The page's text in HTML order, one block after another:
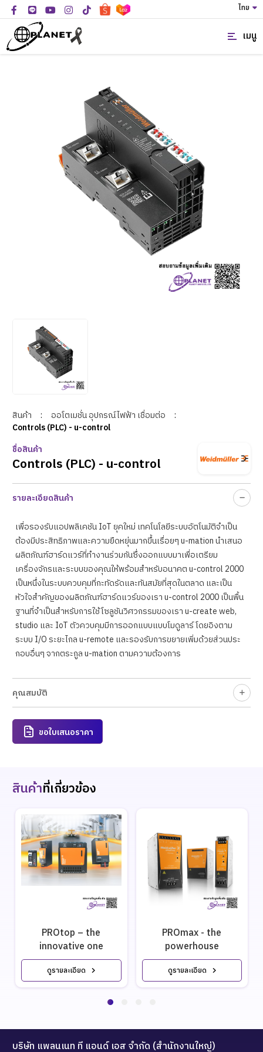
ไทย
เมนู
สินค้า : ออโตเมชั่น อุปกรณ์ไฟฟ้า เชื่อมต่อ
:
Controls (PLC) - u-control
ชื่อสินค้า
Controls (PLC) - u-control
รายละเอียดสินค้า
เพื่อรองรับแอปพลิเคชัน IoT ยุคใหม่ เทคโนโลยีระบบอัตโนมัติจำเป็น
ต้องมีประสิทธิภาพและความยืดหยุ่นมากขึ้นเรื่อยๆ u-mation นำเสนอ
ผลิตภัณฑ์ฮาร์ดแวร์ที่ทำงานร่วมกันซึ่งออกแบบมาเพื่อเตรียม
เครื่องจักรและระบบของคุณให้พร้อมสำหรับอนาคต u-control 2000
เป็นหนึ่งในระบบควบคุมที่กะทัดรัดและทันสมัยที่สุดในตลาด และเป็น
หัวใจสำคัญของผลิตภัณฑ์ฮาร์ดแวร์ของเรา u-control 2000 เป็นพื้น
ฐานที่จำเป็นสำหรับการใช้โซลูชันวิศวกรรมของเรา u-create web,
studio และ IoT ตัวควบคุมมีการออกแบบแบบโมดูลาร์ โดยอิงตาม
ระบบ I/O ระยะไกล u-remote และรองรับการขยายเพิ่มด้วยส่วนประ
กอบอื่นๆ จากตระกูล u-mation ตามความต้องการ
คุณสมบัติ
ขอใบเสนอราคา
สินค้าที่เกี่ยวข้อง
ดูรายละเอียด
PROtop – the
innovative one
ดูรายละเอียด
PROmax - the
powerhouse
บริษัท แพลนเนท ที แอนด์ เอส จำกัด (สำนักงานใหญ่)